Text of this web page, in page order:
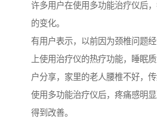
许多用户在使用多功能治疗仪后
的变化。
有用户表示，以前因为颈椎问题
上使用治疗仪的热疗功能，睡眠
户分享，家里的老人腰椎不好，
使用多功能治疗仪后，疼痛感明
得到改善。